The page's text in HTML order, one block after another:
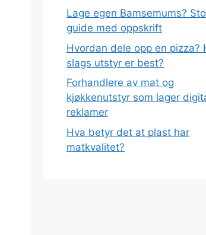
Lage egen Bamsemums?
guide med oppskrift
Hvordan dele opp en pizza?
slags utstyr er best?
Forhandlere av mat og
kjøkkenutstyr som lager
reklamer
Hva betyr det at plast har
matkvalitet?